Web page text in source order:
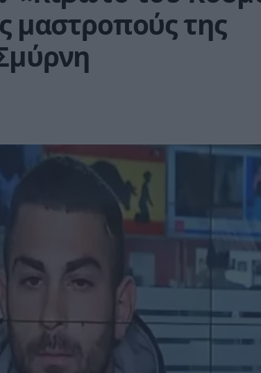
μαστροπούς της